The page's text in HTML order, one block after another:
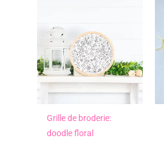
Grille de broderie:
doodle floral